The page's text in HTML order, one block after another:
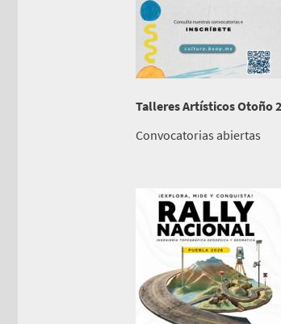
Talleres Artísticos Otoño
Convocatorias abiertas